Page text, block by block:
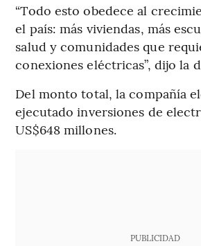
“Todo esto obedece al
el país: más viviendas, más
salud y comunidades que
conexiones eléctricas”, dijo la
Del monto total, la compañía
ejecutado inversiones de
US$648 millones.
PUBLICIDAD